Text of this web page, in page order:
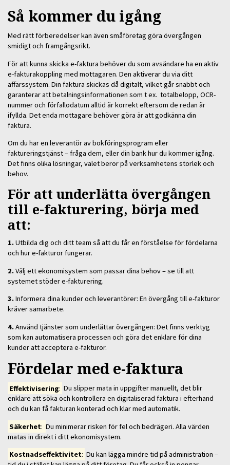
Så kommer du igång
Med rätt förberedelser kan även småföretag göra övergången
smidigt och framgångsrikt.
För att kunna skicka e-faktura behöver du som avsändare ha en aktiv
e-fakturakoppling med mottagaren. Den aktiverar du via ditt
affärssystem. Din faktura skickas då digitalt, vilket går snabbt och
garanterar att betalningsinformationen som t ex. totalbelopp, OCR-
nummer och förfallodatum alltid är korrekt eftersom de redan är
ifyllda. Det enda mottagare behöver göra är att godkänna din
faktura.
Om du har en leverantör av bokföringsprogram eller
faktureringstjänst – fråga dem, eller din bank hur du kommer igång.
Det finns olika lösningar, valet beror på verksamhetens storlek och
behov.
För att underlätta övergången
till e-fakturering, börja med
att:
1.Utbilda dig och ditt team så att du får en förståelse för fördelarna
och hur e-fakturor fungerar.
2.Välj ett ekonomisystem som passar dina behov – se till att
systemet stöder e-fakturering.
3.Informera dina kunder och leverantörer: En övergång till e-fakturor
kräver samarbete.
4.Använd tjänster som underlättar övergången: Det finns verktyg
som kan automatisera processen och göra det enklare för dina
kunder att acceptera e-fakturor.
Fördelar med e-faktura
Effektivisering: Du slipper mata in uppgifter manuellt, det blir
enklare att söka och kontrollera en digitaliserad faktura i efterhand
och du kan få fakturan konterad och klar med automatik.
Säkerhet: Du minimerar risken för fel och bedrägeri. Alla värden
matas in direkt i ditt ekonomisystem.
Kostnadseffektivitet: Du kan lägga mindre tid på administration –